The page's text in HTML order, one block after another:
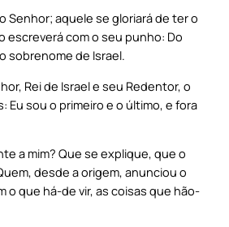
Senhor; aquele se gloriará de ter o
escreverá com o seu punho: Do
sobrenome de Israel.
Rei de Israel e seu Redentor, o
Eu sou o primeiro e o último, e fora
a mim? Que se explique, que o
desde a origem, anunciou o
o que há-de vir, as coisas que hão-